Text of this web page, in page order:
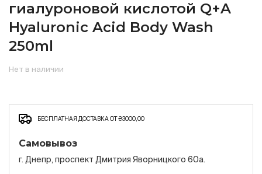
гиалуроновой кислотой Q+A
Hyaluronic Acid Body Wash
250ml
Нет в наличии
БЕСПЛАТНАЯ ДОСТАВКА ОТ ₴3000,00
Самовывоз
г. Днепр, проспект Дмитрия Яворницкого 60а.